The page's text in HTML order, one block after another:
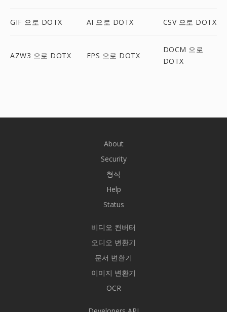
GIF 으로 DOTX AI 으로 DOTX CSV 으로 DOTX
AZW3 으로 DOTX EPS 으로 DOTX
DOCM 으로
DOTX
About
Security
형식
Help
Status
비디오 컨버터
오디오 변환기
문서 변환기
이미지 변환기
OCR